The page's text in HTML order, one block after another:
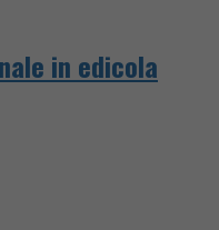
in edicola